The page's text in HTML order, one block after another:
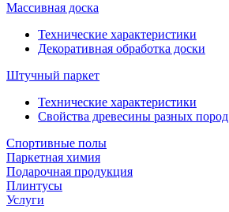
Массивная доска
Технические характеристики
Декоративная обработка доски
Штучный паркет
Технические характеристики
Свойства древесины разных пород
Спортивные полы
Паркетная химия
Подарочная продукция
Плинтусы
Услуги